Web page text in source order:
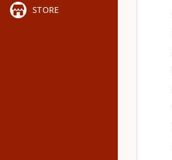
STORE